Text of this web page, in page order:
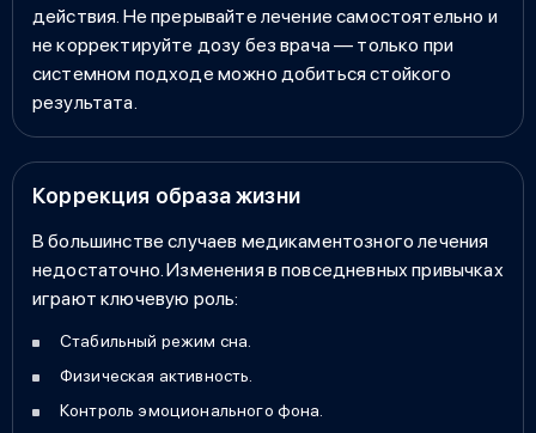
действия. Не прерывайте лечение самостоятельно и
не корректируйте дозу без врача — только при
системном подходе можно добиться стойкого
результата.
Коррекция образа жизни
В большинстве случаев медикаментозного лечения
недостаточно. Изменения в повседневных привычках
играют ключевую роль:
Стабильный режим сна.
Физическая активность.
Контроль эмоционального фона.